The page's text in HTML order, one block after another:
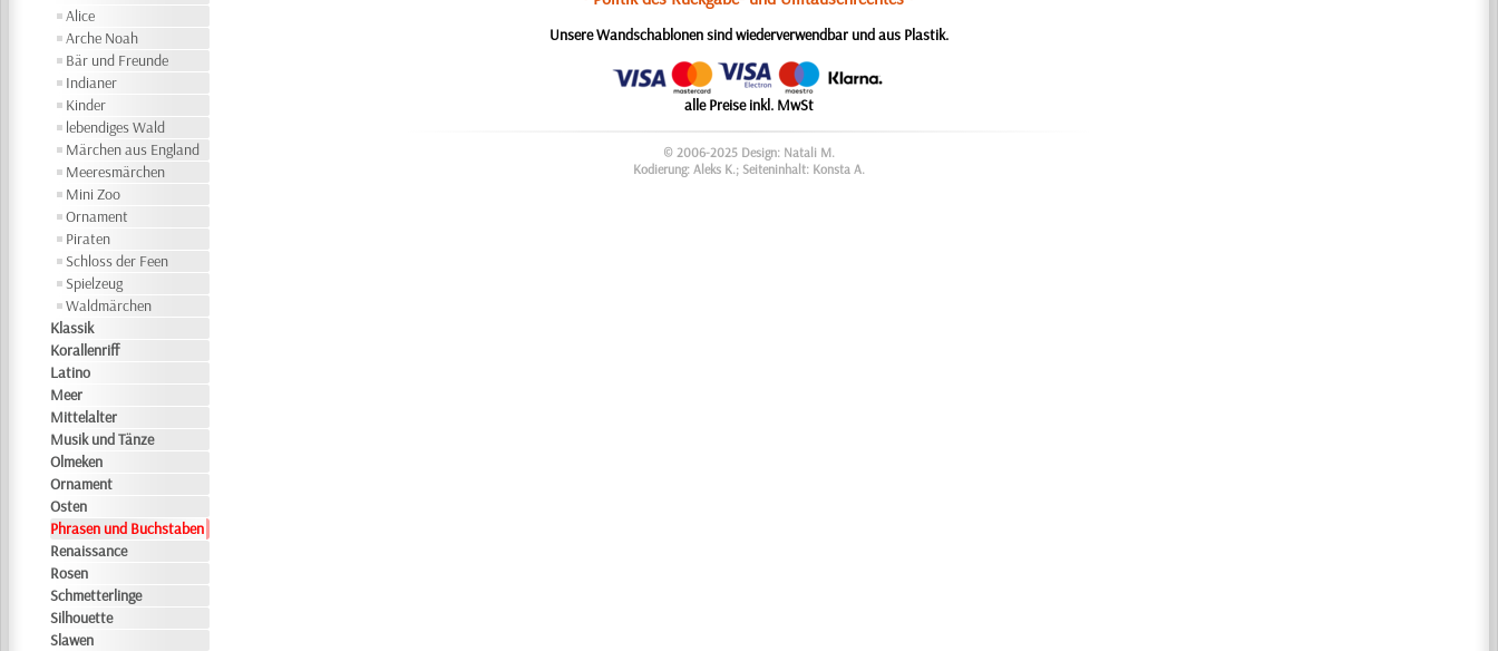
Alice
Arche Noah
Bär und Freunde
Indianer
Kinder
lebendiges Wald
Märchen aus England
Meeresmärchen
Mini Zoo
Ornament
Piraten
Schloss der Feen
Spielzeug
Waldmärchen
Klassik
Korallenriff
Latino
Meer
Mittelalter
Musik und Tänze
Olmeken
Ornament
Osten
Phrasen und Buchstaben
Renaissance
Rosen
Schmetterlinge
Silhouette
Slawen
Unsere Wandschablonen sind wiederverwendbar und aus Plastik.
alle Preise inkl. MwSt
© 2006-2025 Design: Natali M.
Kodierung: Aleks K.; Seiteninhalt: Konsta A.